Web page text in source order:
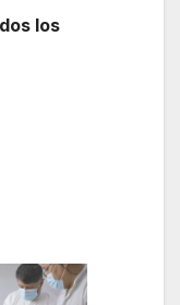
los